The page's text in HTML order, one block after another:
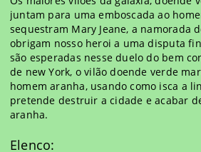
juntam para uma emboscada ao
sequestram Mary Jeane, a namorada
obrigam nosso heroi a uma disputa
são esperadas nesse duelo do bem
de new York, o vilão doende verde
homem aranha, usando como isca a
pretende destruir a cidade e acabar
aranha.
Elenco: